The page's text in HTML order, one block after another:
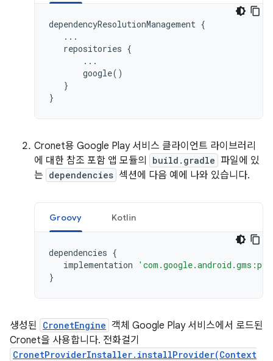
dependencyResolutionManagement {
...
repositories {
...
google()
}
}
Cronet용 Google Play 서비스 클라이언트 라이브러리
에 대한 참조 포함 앱 모듈의
build.gradle 파일에 있
는 dependencies 섹션에 다음 예에 나와 있습니다.
Groovy Kotlin
dependencies {
implementation
}
생성된 CronetEngine 객체 Google Play 서비스에서 로드된
Cronet을 사용합니다. 전화걸기
CronetProviderInstaller.installProvider(Context